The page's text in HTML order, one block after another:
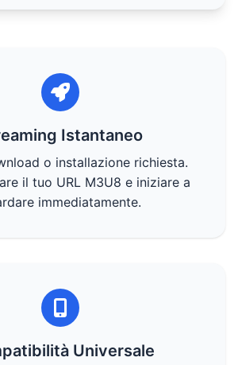
Istantaneo
o installazione richiesta.
il tuo URL M3U8 e iniziare a
immediatamente.
Universale